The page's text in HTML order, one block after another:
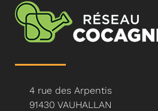
4 rue des Arpentis
91430 VAUHALLAN